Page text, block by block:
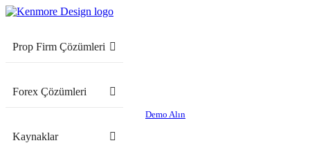
Prop Firm Çözümleri
Forex Çözümleri
Kaynaklar
Demo Alın